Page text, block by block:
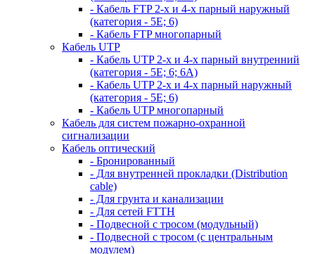
- Кабель FTP 2-х и 4-х парный наружный
(категория - 5Е; 6)
- Кабель FTP многопарный
Кабель UTP
- Кабель UTP 2-х и 4-х парный внутренний
(категория - 5Е; 6; 6А)
- Кабель UTP 2-х и 4-х парный наружный
(категория - 5Е; 6)
- Кабель UTP многопарный
Кабель для систем пожарно-охранной
сигнализации
Кабель оптический
- Бронированный
- Для внутренней прокладки (Distribution
cable)
- Для грунта и канализации
- Для сетей FTTH
- Подвесной с тросом (модульный)
- Подвесной с тросом (с центральным
модулем)